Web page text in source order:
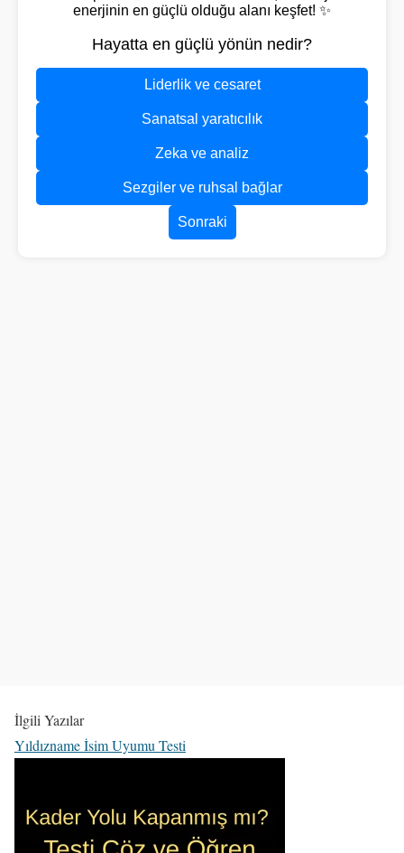
İlgili Yazılar
Yıldızname İsim Uyumu Testi